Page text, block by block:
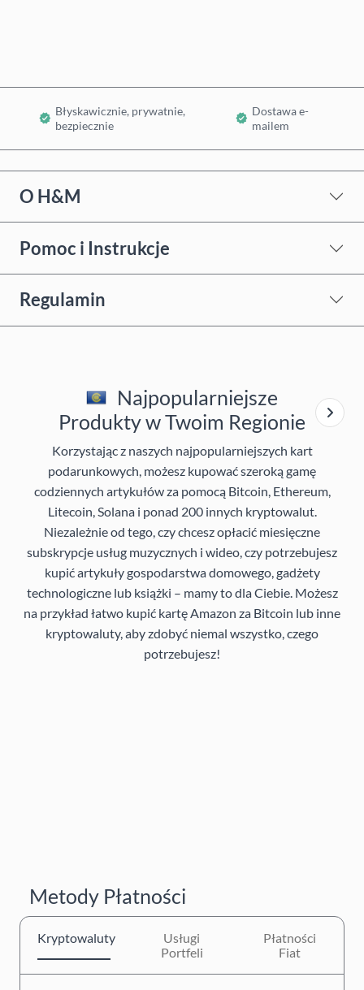
Błyskawicznie, prywatnie,
bezpiecznie
Dostawa e-
mailem
O H&M
Pomoc i Instrukcje
Regulamin
Najpopularniejsze
Produkty w Twoim Regionie
Korzystając z naszych najpopularniejszych kart
podarunkowych, możesz kupować szeroką gamę
codziennych artykułów za pomocą Bitcoin, Ethereum,
Litecoin, Solana i ponad 200 innych kryptowalut.
Niezależnie od tego, czy chcesz opłacić miesięczne
subskrypcje usług muzycznych i wideo, czy potrzebujesz
kupić artykuły gospodarstwa domowego, gadżety
technologiczne lub książki – mamy to dla Ciebie. Możesz
na przykład łatwo kupić kartę Amazon za Bitcoin lub inne
kryptowaluty, aby zdobyć niemal wszystko, czego
potrzebujesz!
Metody Płatności
Kryptowaluty
Usługi
Portfeli
Płatności
Fiat